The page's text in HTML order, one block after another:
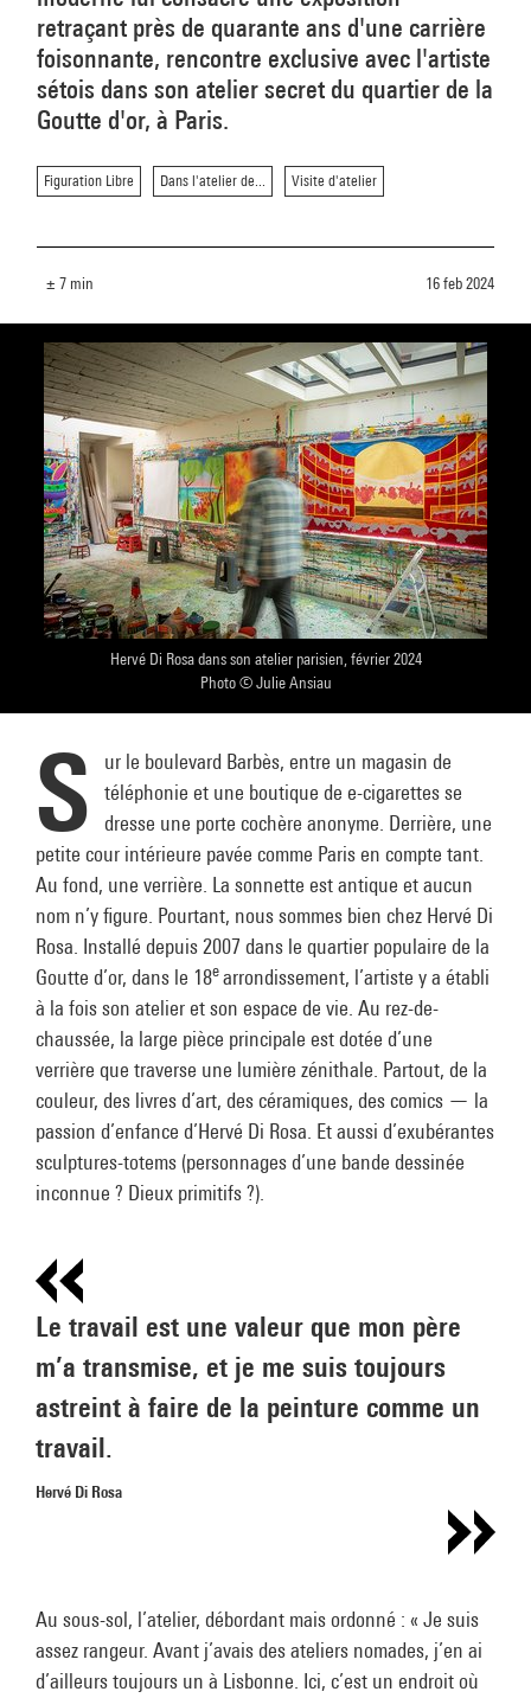
retraçant près de quarante ans d'une carrière
foisonnante, rencontre exclusive avec l'artiste
sétois dans son atelier secret du quartier de la
Goutte d'or, à Paris.
Figuration Libre Dans l'atelier de... Visite d'atelier
± 7 min 16 feb 2024
Hervé Di Rosa dans son atelier parisien, février 2024
Photo © Julie Ansiau
S
ur le boulevard Barbès, entre un magasin de
téléphonie et une boutique de e-cigarettes se
dresse une porte cochère anonyme. Derrière, une
petite cour intérieure pavée comme Paris en compte tant.
Au fond, une verrière. La sonnette est antique et aucun
nom n’y figure. Pourtant, nous sommes bien chez Hervé Di
Rosa. Installé depuis 2007 dans le quartier populaire de la
Goutte d’or, dans le 18earrondissement, l’artiste y a établi
à la fois son atelier et son espace de vie. Au rez-de-
chaussée, la large pièce principale est dotée d’une
verrière que traverse une lumière zénithale. Partout, de la
couleur, des livres d’art, des céramiques, des comics — la
passion d’enfance d’Hervé Di Rosa. Et aussi d’exubérantes
sculptures-totems (personnages d’une bande dessinée
inconnue ? Dieux primitifs ?).
Le travail est une valeur que mon père
m’a transmise, et je me suis toujours
astreint à faire de la peinture comme un
travail.
Hervé Di Rosa
Au sous-sol, l’atelier, débordant mais ordonné : « Je suis
assez rangeur. Avant j’avais des ateliers nomades, j’en ai
d’ailleurs toujours un à Lisbonne. Ici, c’est un endroit où